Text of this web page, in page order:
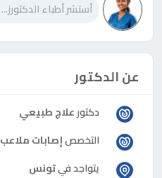
عن الدكتور
دكتورعلاج طبيعي
التخصصإصابات ملاعب
يتواجد فيتونس